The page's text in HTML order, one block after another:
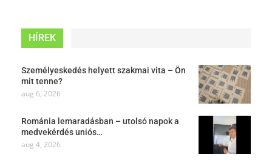
HÍREK
Személyeskedés helyett szakmai vita – Ön
mit tenne?
aug 6, 2026
Románia lemaradásban – utolsó napok a
medvekérdés uniós…
aug 4, 2026